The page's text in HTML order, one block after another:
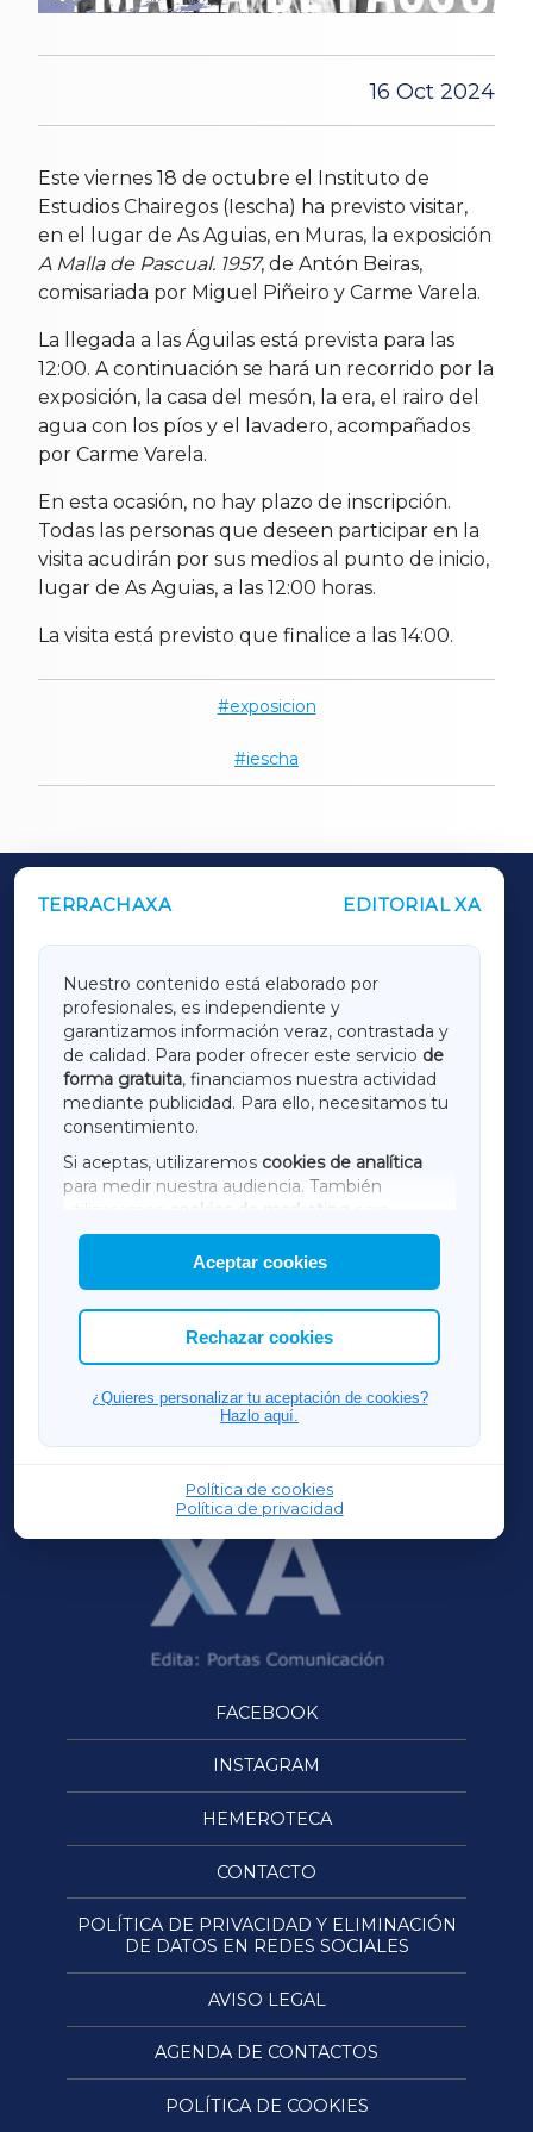
16 Oct 2024
Este viernes 18 de octubre el Instituto de
Estudios Chairegos (Iescha) ha previsto visitar,
en el lugar de As Aguias, en Muras, la exposición
A Malla de Pascual. 1957, de Antón Beiras,
comisariada por Miguel Piñeiro y Carme Varela.
La llegada a las Águilas está prevista para las
12:00. A continuación se hará un recorrido por la
exposición, la casa del mesón, la era, el rairo del
agua con los píos y el lavadero, acompañados
por Carme Varela.
En esta ocasión, no hay plazo de inscripción.
Todas las personas que deseen participar en la
visita acudirán por sus medios al punto de inicio,
lugar de As Aguias, a las 12:00 horas.
La visita está previsto que finalice a las 14:00.
exposicion
iescha
TERRACHAXA EDITORIAL XA
Nuestro contenido está elaborado por
profesionales, es independiente y
garantizamos información veraz, contrastada y
de calidad. Para poder ofrecer este servicio de
forma gratuita, financiamos nuestra actividad
mediante publicidad. Para ello, necesitamos tu
consentimiento.
Si aceptas, utilizaremos cookies de analítica
para medir nuestra audiencia. También
utilizaremos
cookies de marketing
mostrar publicidad de terceros.
Asimismo, puedes personalizar la elección de
las cookies que deseas permitir.
Aceptar cookies
Rechazar cookies
¿Quieres personalizar tu aceptación de cookies?
Hazlo aquí.
Política de cookies
Política de privacidad
OUTROS PERIÓDICOS
LUGOXA
TERRACHAXA
AMARIÑAXA
RIBEIRASACRAXA
ACORUÑAXA
FERROLXA
OURENSEXA
FACEBOOK
INSTAGRAM
HEMEROTECA
CONTACTO
POLÍTICA DE PRIVACIDAD Y ELIMINACIÓN
DE DATOS EN REDES SOCIALES
AVISO LEGAL
AGENDA DE CONTACTOS
POLÍTICA DE COOKIES